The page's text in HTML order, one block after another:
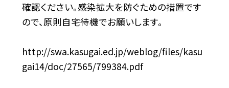
確認ください。感染拡大を防ぐための措置です
ので、原則自宅待機でお願いします。
http://swa.kasugai.ed.jp/weblog/files/kasu
gai14/doc/27565/799384.pdf